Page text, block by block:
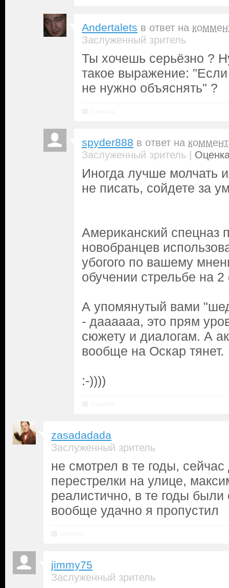
Andertalets в ответ на
Заслуженный зритель
Ты хочешь серьёзно ?
такое выражение:
не нужно объяснять" ?
spyder888 в ответ на
Заслуженный зритель |
Иногда лучше молчать
не писать, сойдете за
Американский спецназ
новобранцев
убогого по вашему
обучении стрельбе на
А упомянутый вами
- даааааа, это прям
сюжету и диалогам. А
вообще на Оскар тянет.
:-))))
zasadadada
Заслуженный зритель
не смотрел в те годы,
перестрелки на улице,
реалистично, в те годы
вообще удачно я пропустил
jimmy75
Заслуженный зритель